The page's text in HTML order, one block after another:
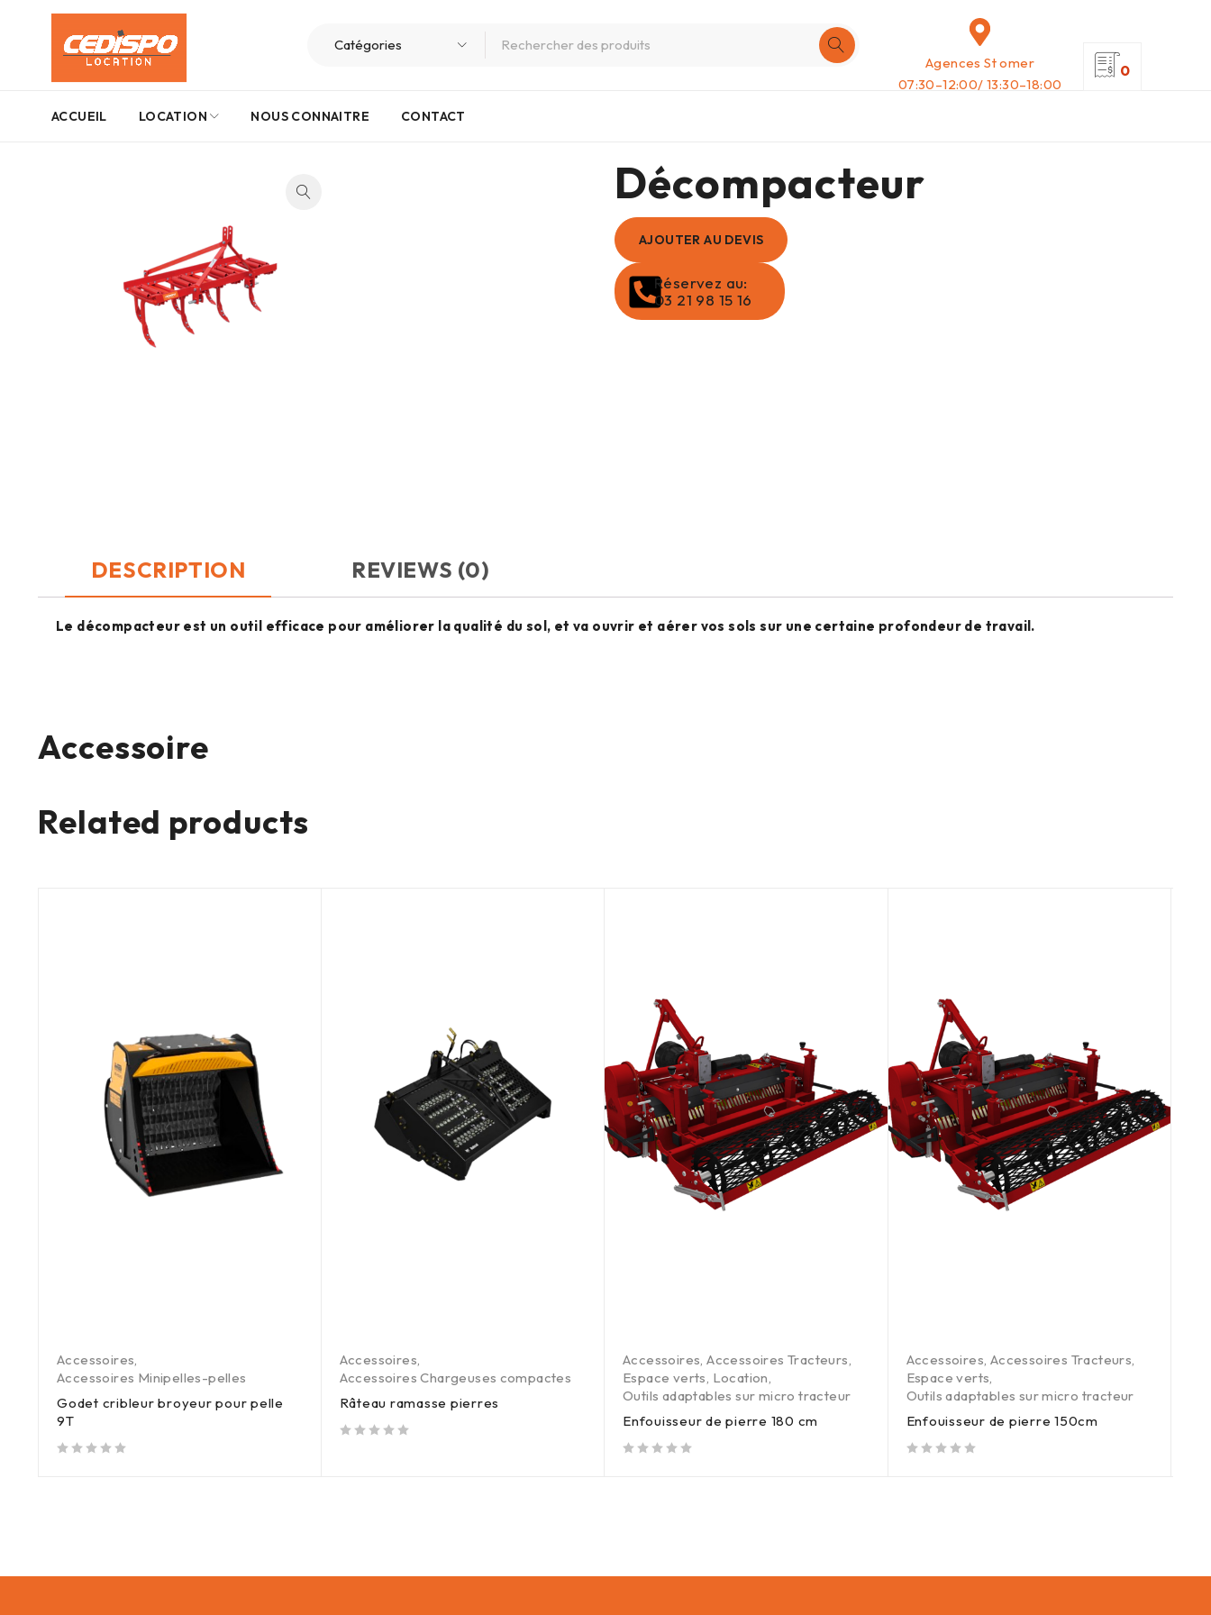
Agences St omer
07:30–12:00/ 13:30–18:00
0
ACCUEIL LOCATION NOUS CONNAITRE CONTACT
Décompacteur
AJOUTER AU DEVIS
Réservez au:
03 21 98 15 16
DESCRIPTION REVIEWS (0)
Le décompacteur est un outil efficace pour améliorer la qualité du sol, et va ouvrir et aérer vos sols sur une certaine profondeur de travail.
Accessoire
Related products
Accessoires,
Accessoires Minipelles-pelles
Godet cribleur broyeur pour pelle
9T
Accessoires,
Accessoires Chargeuses compactes
Râteau ramasse pierres
Accessoires,Accessoires Tracteurs,
Espace verts, Location,
Outils adaptables sur micro tracteur
Enfouisseur de pierre 180 cm
Accessoires, Accessoires Tracteurs,
Espace verts,
Outils adaptables sur micro tracteur
Enfouisseur de pierre 150cm